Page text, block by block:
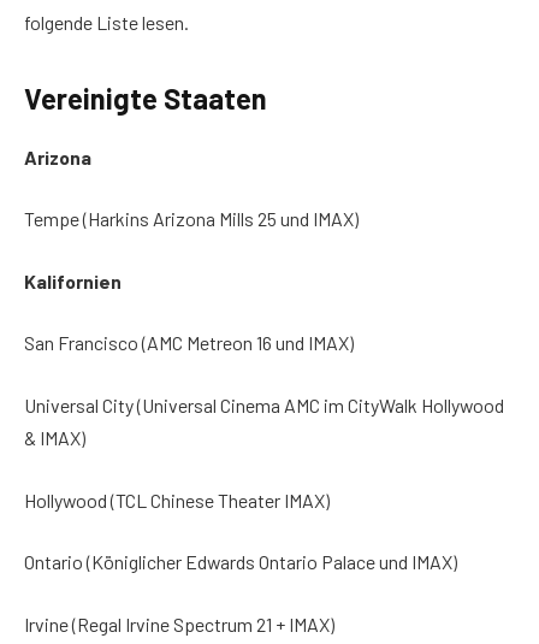
folgende Liste lesen.
Vereinigte Staaten
Arizona
Tempe (Harkins Arizona Mills 25 und IMAX)
Kalifornien
San Francisco (AMC Metreon 16 und IMAX)
Universal City (Universal Cinema AMC im CityWalk Hollywood
& IMAX)
Hollywood (TCL Chinese Theater IMAX)
Ontario (Königlicher Edwards Ontario Palace und IMAX)
Irvine (Regal Irvine Spectrum 21 + IMAX)